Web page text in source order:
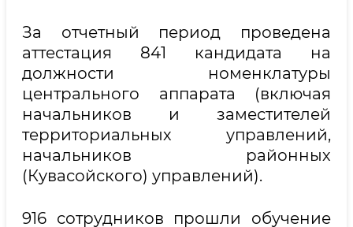
За отчетный период проведена
аттестация 841 кандидата на
должности номенклатуры
центрального аппарата (включая
начальников и заместителей
территориальных управлений,
начальников районных
(Кувасойского) управлений).
916 сотрудников прошли обучение